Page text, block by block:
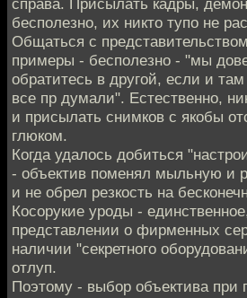
справа. Присылать кадры,
бесполезно, их никто тупо не
Общаться с
примеры - бесполезно - "мы
обратитесь в другой, если и
все пр думали". Естественно,
и присылать снимков с якобы
глюком.
Когда удалось добиться
- объектив поменял мыльную и
и не обрел резкость на
Косорукие уроды -
представлении о фирменных
наличии "секретного
отлуп.
Поэтому - выбор объектива при